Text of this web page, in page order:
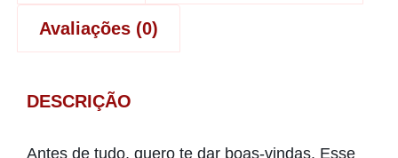
Avaliações (0)
DESCRIÇÃO
Antes de tudo, quero te dar boas-vindas. Esse